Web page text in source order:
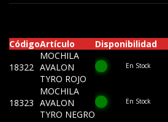
CódigoArtículo Disponibilidad
18322
MOCHILA
AVALON
TYRO ROJO
En Stock
18323
MOCHILA
AVALON
TYRO NEGRO
En Stock